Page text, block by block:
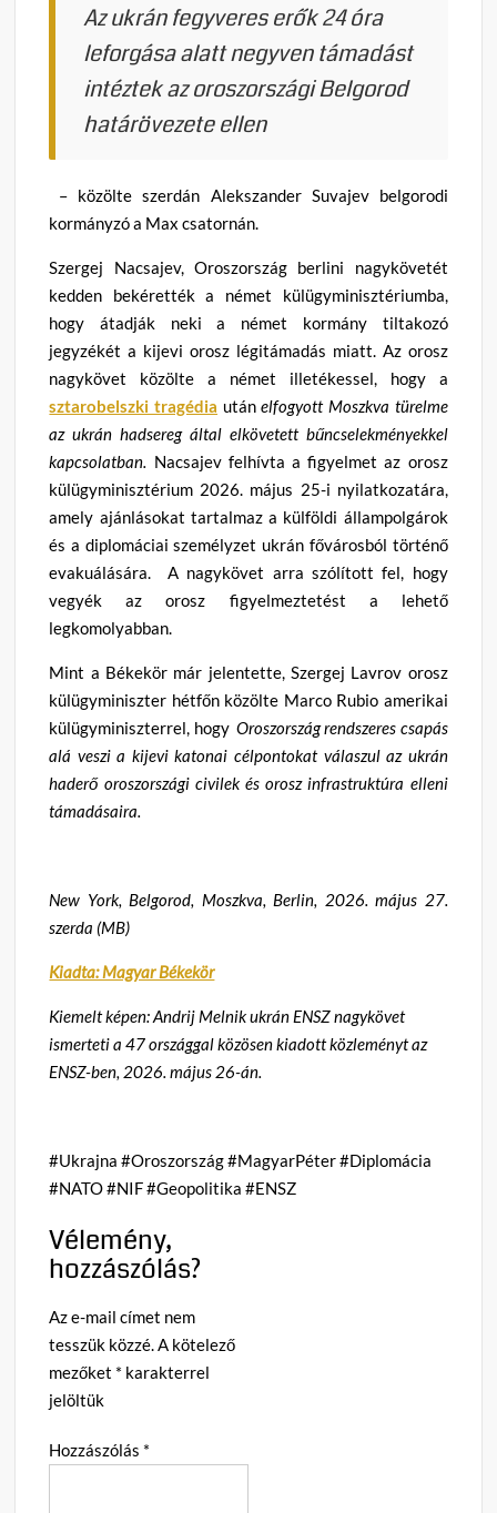
Az ukrán fegyveres erők 24 óra
leforgása alatt negyven támadást
intéztek az oroszországi Belgorod
határövezete ellen
– közölte szerdán Alekszander Suvajev belgorodi
kormányzó a Max csatornán.
Szergej Nacsajev, Oroszország berlini nagykövetét
kedden bekérették a német külügyminisztériumba,
hogy átadják neki a német kormány tiltakozó
jegyzékét a kijevi orosz légitámadás miatt. Az orosz
nagykövet közölte a német illetékessel, hogy a
sztarobelszki tragédia utánelfogyott Moszkva türelme
az ukrán hadsereg által elkövetett bűncselekményekkel
kapcsolatban. Nacsajev felhívta a figyelmet az orosz
külügyminisztérium 2026. május 25-i nyilatkozatára,
amely ajánlásokat tartalmaz a külföldi állampolgárok
és a diplomáciai személyzet ukrán fővárosból történő
evakuálására. A nagykövet arra szólított fel, hogy
vegyék az orosz figyelmeztetést a lehető
legkomolyabban.
Mint a Békekör már jelentette, Szergej Lavrov orosz
külügyminiszter hétfőn közölte Marco Rubio amerikai
külügyminiszterrel, hogyOroszország rendszeres csapás
alá veszi a kijevi katonai célpontokat válaszul az ukrán
haderő oroszországi civilek és orosz infrastruktúra elleni
támadásaira.
New York, Belgorod, Moszkva, Berlin, 2026. május 27.
szerda (MB)
Kiadta: Magyar Békekör
Kiemelt képen: Andrij Melnik ukrán ENSZ nagykövet
ismerteti a 47 országgal közösen kiadott közleményt az
ENSZ-ben, 2026. május 26-án.
#Ukrajna #Oroszország #MagyarPéter #Diplomácia
#NATO #NIF #Geopolitika #ENSZ
Vélemény,
hozzászólás?
Az e-mail címet nem
tesszük közzé.A kötelező
mezőket * karakterrel
jelöltük
Hozzászólás *